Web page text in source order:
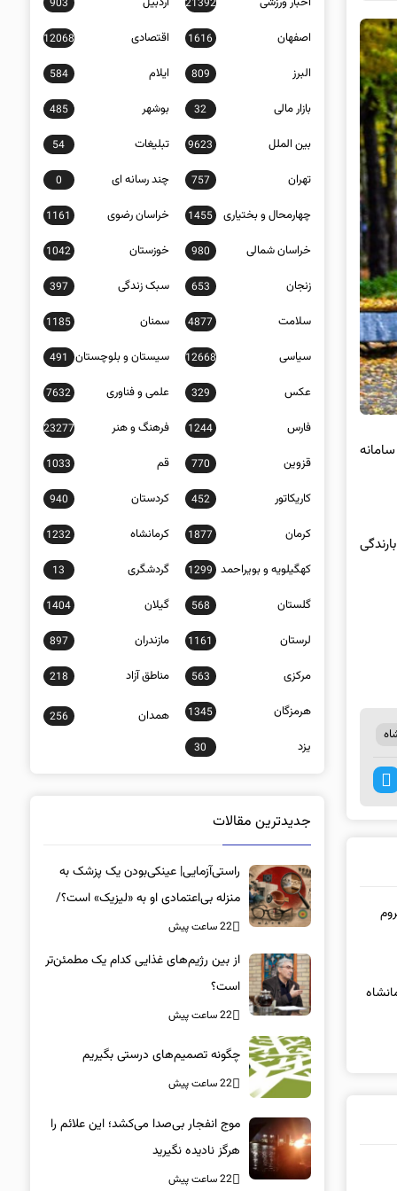
21392
903
اصفهان 1616 اقتصادی 12068
البرز 809 ایلام 584
بازار مالی 32 بوشهر 485
بین الملل 9623 تبلیغات 54
تهران 757 چند رسانه ای 0
چهارمحال و بختیاری 1455 خراسان رضوی 1161
خراسان شمالی 980 خوزستان 1042
زنجان 653 سبک زندگی 397
سلامت 4877 سمنان 1185
سیاسی 12668 سیستان و بلوچستان 491
عکس 329 علمی و فناوری 7632
فارس 1244 فرهنگ و هنر 23277
قزوین 770 قم 1033
کاریکاتور 452 کردستان 940
کرمان 1877 کرمانشاه 1232
کهگیلویه و بویراحمد 1299 گردشگری 13
گلستان 568 گیلان 1404
لرستان 1161 مازندران 897
مرکزی 563 مناطق آزاد 218
هرمزگان 1345 همدان 256
یزد 30
جدیدترین مقالات
راستی‌آزمایی| عینکی‌بودن یک پزشک به
منزله بی‌اعتمادی او به «لیزیک» است؟/
جراحان، چشم فرزندان خود را لیزیک
می‌کنند؟
22 ساعت پیش
از بین رژیم‌های غذایی کدام یک مطمئن‌تر
است؟‌
22 ساعت پیش
چگونه تصمیم‌های درستی بگیریم
22 ساعت پیش
موج انفجار بی‌صدا می‌کشد؛ این علائم را
هرگز نادیده نگیرید
22 ساعت پیش